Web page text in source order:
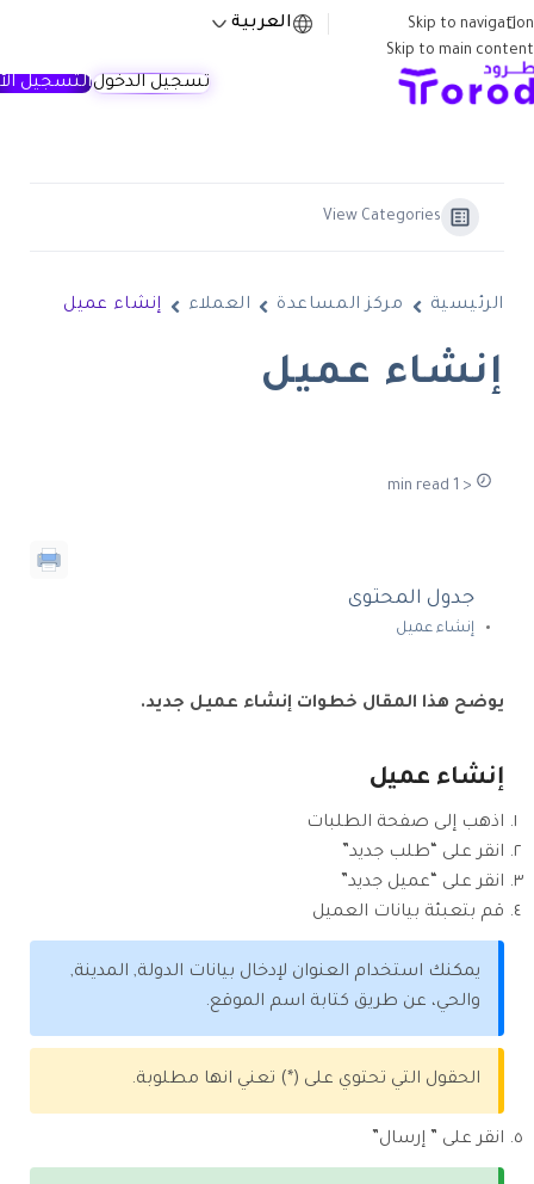
Skip to navigation
Skip to main content
العربية
تسجيل الدخولالتسجيل
View Categories
الرئيسية مركز المساعدة العملاء إنشاء عميل
إنشاء عميل
< 1 min read
جدول المحتوى
إنشاء عميل
يوضح هذا المقال خطوات إنشاء عميل جديد.
إنشاء عميل
اذهب إلى صفحة الطلبات
انقر على “طلب جديد”
انقر على “عميل جديد”
قم بتعبئة بيانات العميل
يمكنك استخدام العنوان لإدخال بيانات الدولة, المدينة,
والحي، عن طريق كتابة اسم الموقع.
الحقول التي تحتوي على (*) تعني انها مطلوبة.
انقر على ” إرسال”